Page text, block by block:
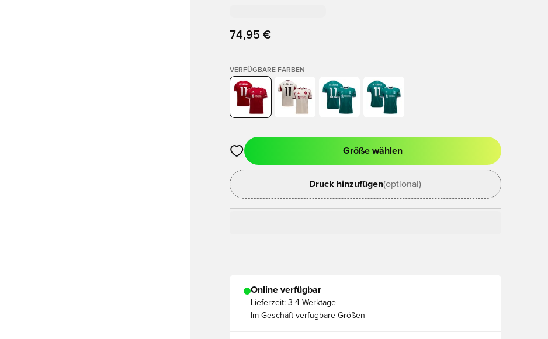
74,95 €
VERFÜGBARE FARBEN
Öffnet ein neues Fenster zum Anmelden oder Registrieren als Mitglied
Größe wählen
Druck hinzufügen(optional)
Online verfügbar
Lieferzeit: 3-4 Werktage
Im Geschäft verfügbare Größen